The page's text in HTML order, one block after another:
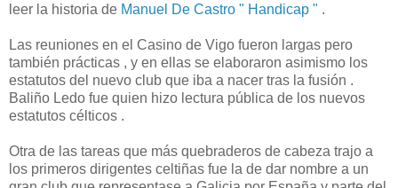
leer la historia de Manuel De Castro " Handicap " .
Las reuniones en el Casino de Vigo fueron largas pero
también prácticas , y en ellas se elaboraron asimismo los
estatutos del nuevo club que iba a nacer tras la fusión .
Baliño Ledo fue quien hizo lectura pública de los nuevos
estatutos célticos .
Otra de las tareas que más quebraderos de cabeza trajo a
los primeros dirigentes celtiñas fue la de dar nombre a un